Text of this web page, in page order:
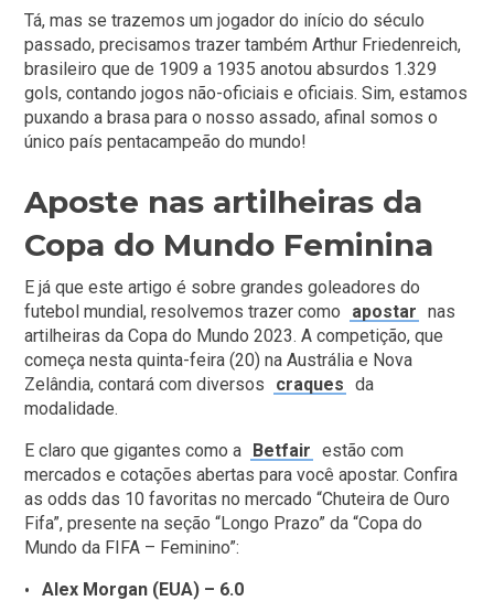
Tá, mas se trazemos um jogador do início do século
passado, precisamos trazer também Arthur Friedenreich,
brasileiro que de 1909 a 1935 anotou absurdos 1.329
gols, contando jogos não-oficiais e oficiais. Sim, estamos
puxando a brasa para o nosso assado, afinal somos o
único país pentacampeão do mundo!
Aposte nas artilheiras da
Copa do Mundo Feminina
E já que este artigo é sobre grandes goleadores do
futebol mundial, resolvemos trazer como
apostar nas
artilheiras da Copa do Mundo 2023. A competição, que
começa nesta quinta-feira (20) na Austrália e Nova
Zelândia, contará com diversos
craques da
modalidade.
E claro que gigantes como a Betfair estão com
mercados e cotações abertas para você apostar. Confira
as odds das 10 favoritas no mercado “Chuteira de Ouro
Fifa”, presente na seção “Longo Prazo” da “Copa do
Mundo da FIFA – Feminino”:
Alex Morgan (EUA) – 6.0